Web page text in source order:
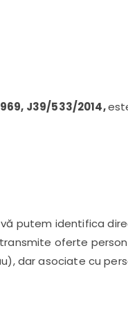
J39/533/2014,
putem identifica
oferte
dar asociate cu